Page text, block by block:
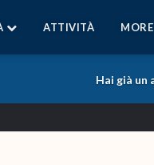
ATTIVITÀ MORE
Hai già un